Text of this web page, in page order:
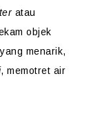
atau
objek
menarik,
, memotret air